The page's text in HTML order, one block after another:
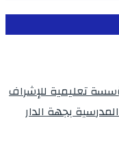
نوفل كديلي يتفقد 12 مؤسسة تعليمية للإشراف
بجهة الدار